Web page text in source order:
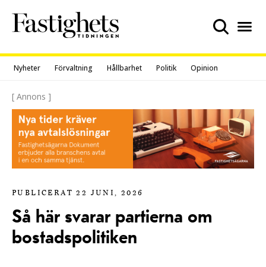
content
Nyheter Förvaltning Hållbarhet Politik Opinion
[ Annons ]
PUBLICERAT 22 JUNI, 2026
Så här svarar partierna om
bostadspolitiken